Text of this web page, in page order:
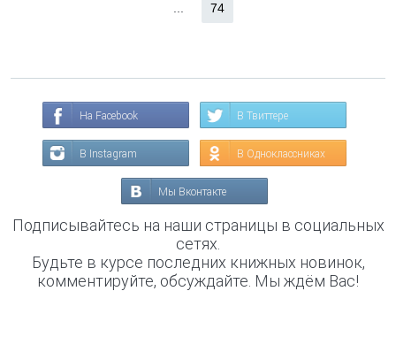
74
На Facebook В Твиттере
В Instagram В Одноклассниках
Мы Вконтакте
Подписывайтесь на наши страницы в социальных
сетях.
Будьте в курсе последних книжных новинок,
комментируйте, обсуждайте. Мы ждём Вас!